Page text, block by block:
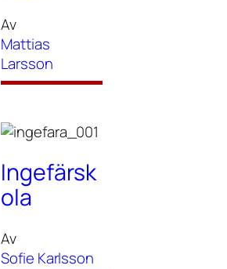
Av
Mattias
Larsson
Ingefärsk
ola
Av
Sofie Karlsson